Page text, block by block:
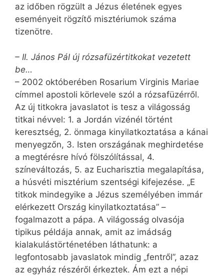
az időben rögzült a Jézus életének egyes
eseményeit rögzítő misztériumok száma
tizenötre.
– II. János Pál új rózsafüzértitkokat vezetett
be…
– 2002 októberében Rosarium Virginis Mariae
címmel apostoli körlevele szól a rózsafüzérről.
Az új titkokra javaslatot is tesz a világosság
titkai névvel: 1. a Jordán vizénél történt
keresztség, 2. önmaga kinyilatkoztatása a kánai
menyegzőn, 3. Isten országának meghirdetése
a megtérésre hívó fölszólítással, 4.
színeváltozás, 5. az Eucharisztia megalapítása,
a húsvéti misztérium szentségi kifejezése. „E
titkok mindegyike a Jézus személyében immár
elérkezett Ország kinyilatkoztatása” –
fogalmazott a pápa. A világosság olvasója
tipikus példája annak, amit az imádság
kialakulástörténetében láthatunk: a
legfontosabb javaslatok mindig „fentről”, azaz
az egyház részéről érkeztek. Ám ezt a népi